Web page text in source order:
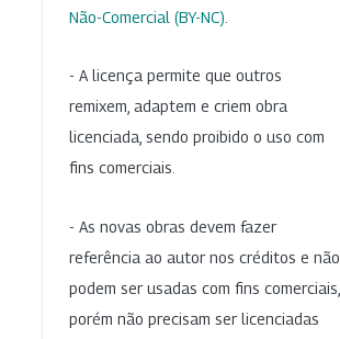
Não-Comercial (BY-NC)
- A licença permite que outros
remixem, adaptem e criem obra
licenciada, sendo proibido o uso com
fins comerciais.
- As novas obras devem fazer
referência ao autor nos créditos e não
podem ser usadas com fins comerciais,
porém não precisam ser licenciadas